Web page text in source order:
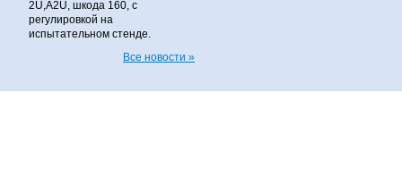
2U,A2U, шкода 160, с
регулировкой на
испытательном стенде.
Все новости »